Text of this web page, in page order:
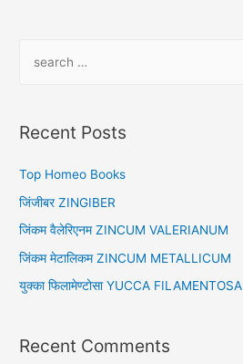
r
h
f
o
Recent Posts
Top Homeo Books
जिंजीबर ZINGIBER
जिंकम वैलेरिएनम ZINCUM VALERIANUM
जिंकम मेटालिकम ZINCUM METALLICUM
युक्का फिलामेण्टोसा YUCCA FILAMENTOSA
Recent Comments